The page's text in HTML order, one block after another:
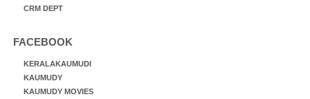
CRM DEPT
FACEBOOK
KERALAKAUMUDI
KAUMUDY
KAUMUDY MOVIES